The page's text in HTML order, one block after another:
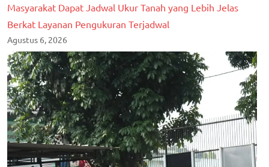
Masyarakat Dapat Jadwal Ukur Tanah yang Lebih Jelas
Berkat Layanan Pengukuran Terjadwal
Agustus 6, 2026